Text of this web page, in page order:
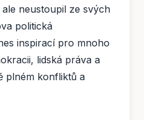
neustoupil ze svých
politická
inspirací pro mnoho
lidská práva a
plném konfliktů a